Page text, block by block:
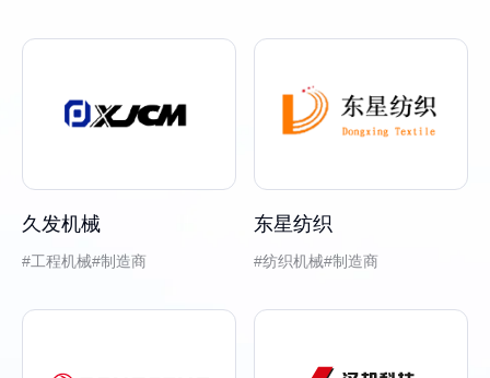
久发机械
工程机械 制造商
东星纺织
纺织机械 制造商